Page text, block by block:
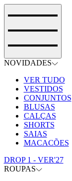
NOVIDADES
VER TUDO
VESTIDOS
CONJUNTOS
BLUSAS
CALÇAS
SHORTS
SAIAS
MACACÕES
DROP 1 - VER'27
ROUPAS